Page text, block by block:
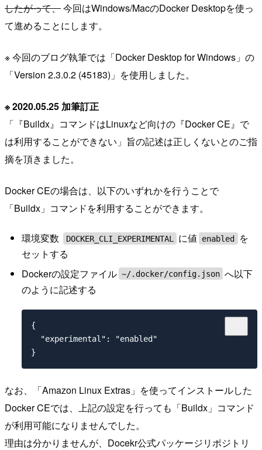
したがって、今回はWindows/MacのDocker Desktopを使っ
て進めることにします。
※ 今回のブログ執筆では「Docker Desktop for Windows」の
「Version 2.3.0.2 (45183)」を使用しました。
※ 2020.05.25 加筆訂正
「『Buildx』コマンドはLinuxなど向けの『Docker CE』で
は利用することができない」旨の記述は正しくないとのご指
摘を頂きました。
Docker CEの場合は、以下のいずれかを行うことで
「Buildx」コマンドを利用することができます。
環境変数 DOCKER_CLI_EXPERIMENTAL に値 enabled
を
セットする
Dockerの設定ファイル ~/.docker/config.json へ以下
のように記述する
{
  "experimental": "enabled"
なお、「Amazon Linux Extras」を使ってインストールした
Docker CEでは、上記の設定を行っても「Buildx」コマンド
が利用可能になりませんでした。
理由は分かりませんが、Docekr公式パッケージリポジトリ